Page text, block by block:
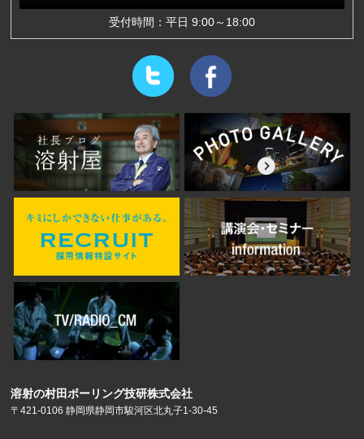
受付時間：平日 9:00～18:00
溶射の村田ボーリング技研株式会社
〒421-0106 静岡県静岡市駿河区北丸子1-30-45